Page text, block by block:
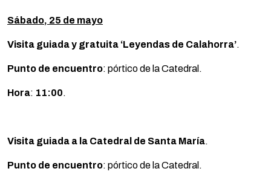
Sábado, 25 de mayo
Visita guiada y gratuita ‘Leyendas de Calahorra’.
Punto de encuentro: pórtico de la Catedral.
Hora: 11:00.
Visita guiada a la Catedral de Santa María.
Punto de encuentro: pórtico de la Catedral.